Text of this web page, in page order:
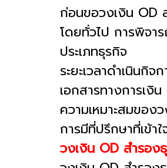
ก่อนขอวงเงิน OD
โดยทั่วไป การพิจา
ประเภทธุรกิจ
ระยะเวลาดำเนินกิจ
เอกสารทางการเงิน
ความเหมาะสมของ
การมีที่ปรึกษาที่เข้า
วงเงิน OD สำรอ